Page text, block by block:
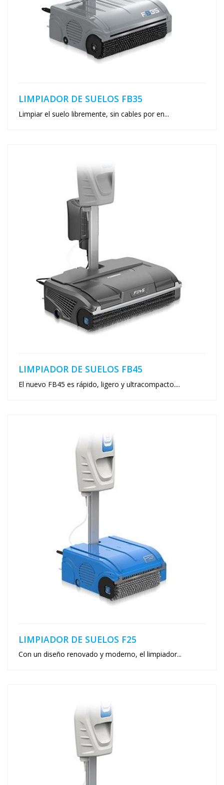
LIMPIADOR DE SUELOS FB35
Limpiar el suelo libremente, sin cables por en...
LIMPIADOR DE SUELOS FB45
El nuevo FB45 es rápido, ligero y ultracompacto....
LIMPIADOR DE SUELOS F25
Con un diseño renovado y moderno, el limpiador...